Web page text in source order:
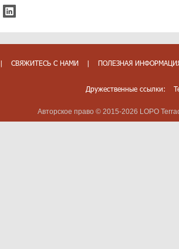
| СВЯЖИТЕСЬ С НАМИ | ПОЛЕЗНАЯ
Дружественные ссылки:
Авторское право © 2015-2026 LOPO